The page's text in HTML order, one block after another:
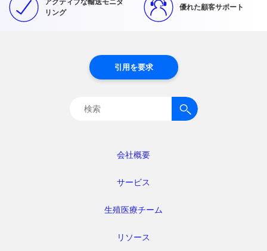
リング
優れた顧客サポート
会社概要
サービス
生殖医療チーム
リソース
引用を要求
検